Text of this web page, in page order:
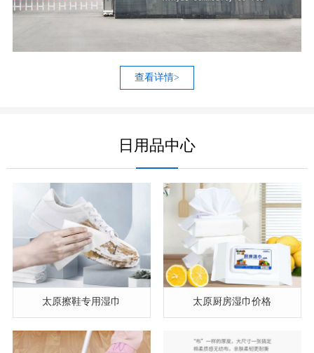
查看详情>
日用品中心
太原擦鞋专用湿巾 太原厨房湿巾价格